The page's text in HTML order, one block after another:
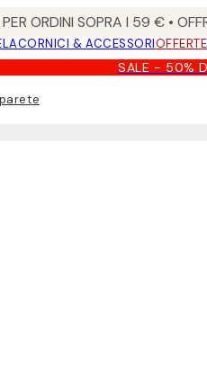
ORDINI SOPRA I 59 € •
CORNICI & ACCESSORIOFFERTE
SALE - 50%